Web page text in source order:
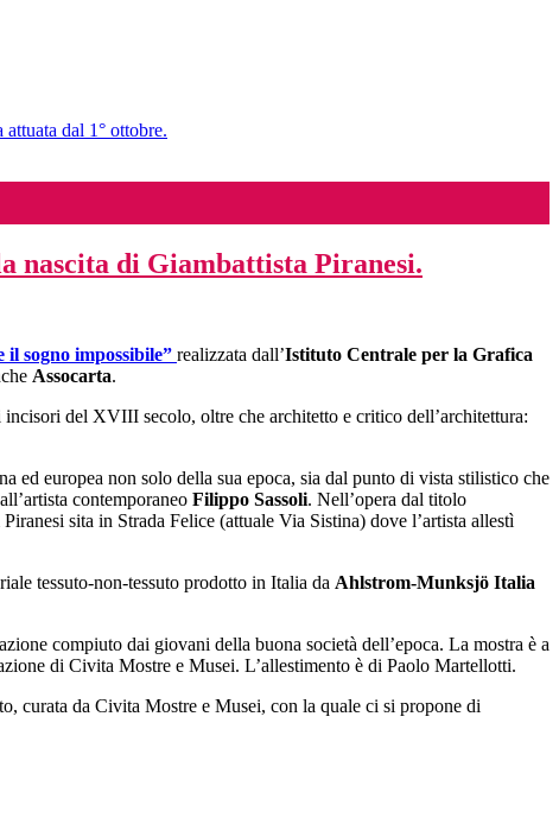
dal 1° ottobre.
nascita di Giambattista Piranesi.
sogno impossibile” realizzata dall’Istituto Centrale per la Grafica
Assocarta.
del XVIII secolo, oltre che architetto e critico dell’architettura:
ed europea non solo della sua epoca, sia dal punto di vista stilistico che
contemporaneo Filippo Sassoli. Nell’opera dal titolo
sita in Strada Felice (attuale Via Sistina) dove l’artista allestì
tessuto-non-tessuto prodotto in Italia da Ahlstrom-Munksjö Italia
compiuto dai giovani della buona società dell’epoca. La mostra è a
di Civita Mostre e Musei. L’allestimento è di Paolo Martellotti.
curata da Civita Mostre e Musei, con la quale ci si propone di